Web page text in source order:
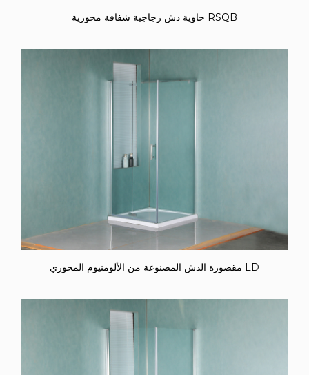
حاوية دش زجاجية شفافة محورية RSQB
مقصورة الدش المصنوعة من الألومنيوم المحوري LD